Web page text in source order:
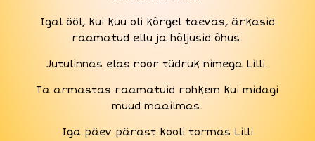
Igal ööl, kui kuu oli kõrgel taevas, ärkasid
raamatud ellu ja hõljusid õhus.
Jutulinnas elas noor tüdruk nimega Lilli.
Ta armastas raamatuid rohkem kui midagi
muud maailmas.
Iga päev pärast kooli tormas Lilli